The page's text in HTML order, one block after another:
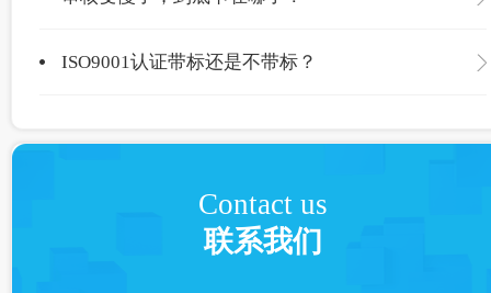
ISO9001认证带标还是不带标？
Contact us
联系我们